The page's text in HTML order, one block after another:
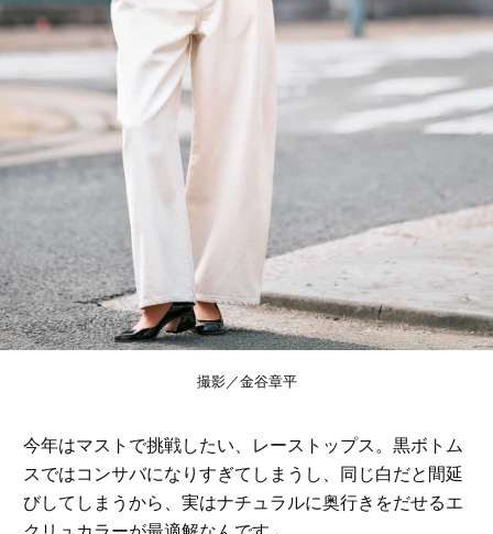
撮影／金谷章平
今年はマストで挑戦したい、レーストップス。黒ボトム
スではコンサバになりすぎてしまうし、同じ白だと間延
びしてしまうから、実はナチュラルに奥行きをだせるエ